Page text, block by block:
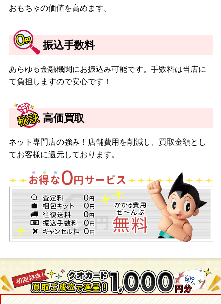
おもちゃの価値を高めます。
振込手数料
あらゆる金融機関にお振込み可能です。手数料は当店に
て負担しますので安心です！
高価買取
ネット専門店の強み！店舗費用を削減し、買取金額とし
てお客様に還元しております。